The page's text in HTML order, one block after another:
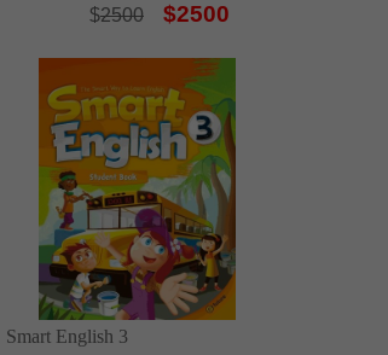
$2500 $2500
Smart English 3